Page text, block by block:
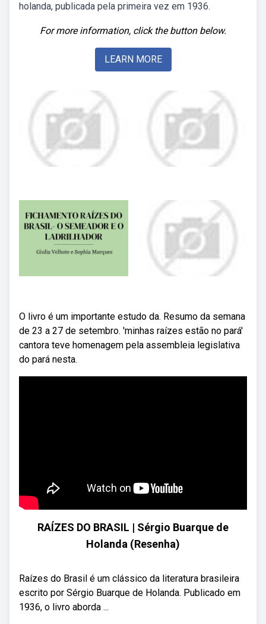
holanda, publicada pela primeira vez em 1936.
For more information, click the button below.
LEARN MORE
O livro é um importante estudo da. Resumo da semana
de 23 a 27 de setembro. 'minhas raízes estão no pará'
cantora teve homenagem pela assembleia legislativa
do pará nesta.
RAÍZES DO BRASIL | Sérgio Buarque de
Holanda (Resenha)
Raízes do Brasil é um clássico da literatura brasileira
escrito por Sérgio Buarque de Holanda. Publicado em
1936, o livro aborda ...